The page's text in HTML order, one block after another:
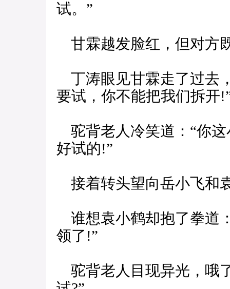
试。”
甘霖越发脸红，但对方
丁涛眼见甘霖走了过去
要试，你不能把我们拆开
驼背老人冷笑道：“你
好试的!”
接着转头望向岳小飞和
谁想袁小鹤却抱了拳道
领了!”
驼背老人目现异光，哦